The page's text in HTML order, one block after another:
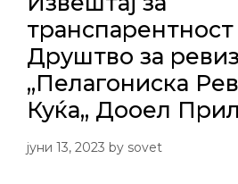
транспарентност
Друштво за
,,Пелагониска
Куќа,, Дооел
јуни 13, 2023 by sovet